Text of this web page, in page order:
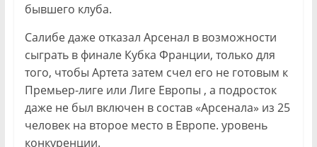
бывшего клуба.
Салибе даже отказал Арсенал в возможности
сыграть в финале Кубка Франции, только для
того, чтобы Артета затем счел его не готовым к
Премьер-лиге или Лиге Европы , а подросток
даже не был включен в состав «Арсенала» из 25
человек на второе место в Европе. уровень
конкуренции.